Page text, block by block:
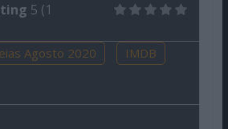
5 (1
Agosto 2020
IMDB